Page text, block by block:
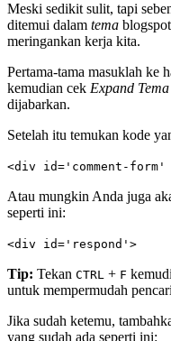
Meski sedikit sulit, tapi
ditemui dalam tema
meringankan kerja kita.
Pertama-tama masuklah ke
kemudian cek Expand
dijabarkan.
Setelah itu temukan kode
<div id='comment-form'
Atau mungkin Anda juga
seperti ini:
<div id='respond'>
Tip: Tekan CTRL + F
untuk mempermudah
Jika sudah ketemu,
yang sudah ada seperti ini: